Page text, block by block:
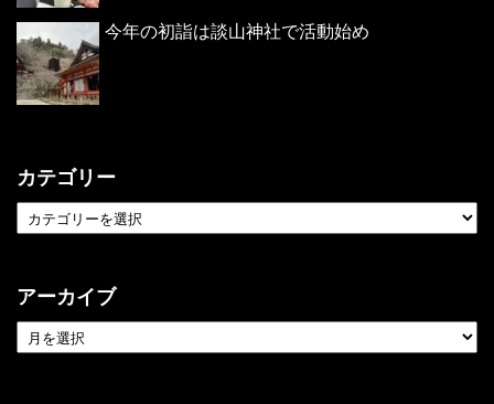
今年の初詣は談山神社で活動始め
カテゴリー
アーカイブ